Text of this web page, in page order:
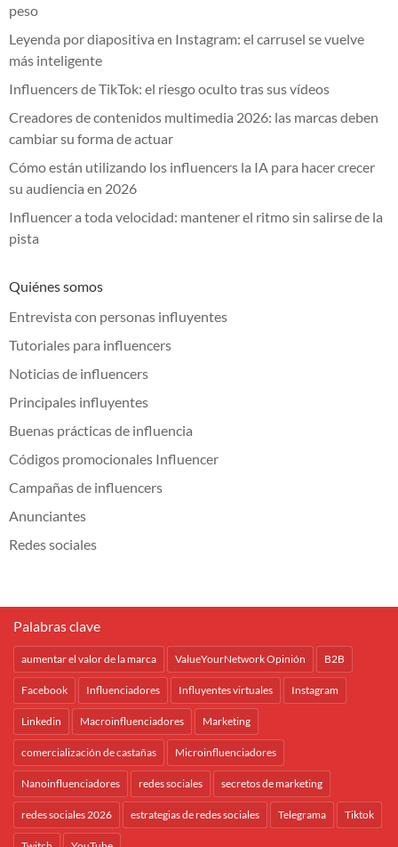
peso
Leyenda por diapositiva en Instagram: el carrusel se vuelve
más inteligente
Influencers de TikTok: el riesgo oculto tras sus vídeos
Creadores de contenidos multimedia 2026: las marcas deben
cambiar su forma de actuar
Cómo están utilizando los influencers la IA para hacer crecer
su audiencia en 2026
Influencer a toda velocidad: mantener el ritmo sin salirse de la
pista
Quiénes somos
Entrevista con personas influyentes
Tutoriales para influencers
Noticias de influencers
Principales influyentes
Buenas prácticas de influencia
Códigos promocionales Influencer
Campañas de influencers
Anunciantes
Redes sociales
Palabras clave
aumentar el valor de la marca ValueYourNetwork Opinión B2B
Facebook Influenciadores Influyentes virtuales Instagram
Linkedin Macroinfluenciadores Marketing
comercialización de castañas Microinfluenciadores
Nanoinfluenciadores redes sociales secretos de marketing
redes sociales 2026 estrategias de redes sociales Telegrama Tiktok